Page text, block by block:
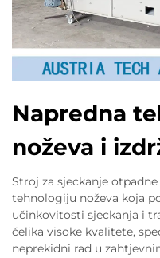
Napredna
noževa i
Stroj za sjeckanje
tehnologiju noževa koja
učinkovitosti sjeckanja i
čelika visoke kvalitete,
neprekidni rad u